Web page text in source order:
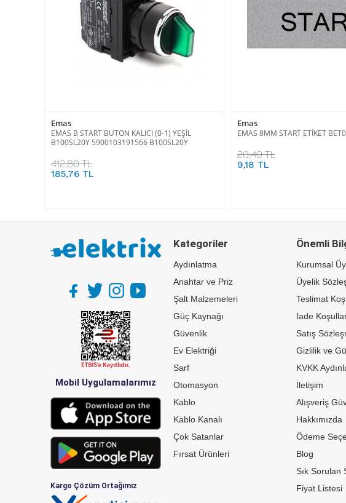
Emas
EMAS B START BUTON KALICI (0-1) YEŞİL
B100SL20Y 5900103191566 B100SL20Y
412,80 TL
185,76 TL
Emas
EMAS 8MM START ETİKET
20,40 TL
9,18 TL
Mobil Uygulamalarımız
Kargo Çözüm Ortağımız
Kategoriler
Aydınlatma
Anahtar ve Priz
Şalt Malzemeleri
Güç Kaynağı
Güvenlik
Ev Elektriği
Sarf
Otomasyon
Kablo
Kablo Kanalı
Çok Satanlar
Fırsat Ürünleri
Önemli
Kurumsal
Üyelik
Teslimat
İade
Satış
Gizlilik ve
KVKK
İletişim
Alışveriş
Hakkımızda
Ödeme
Blog
Sık Sorulan
Fiyat Listesi